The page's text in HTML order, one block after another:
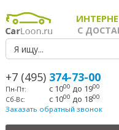
С
+7 (495) 374-73-00
Пн-Пт: с 1000 до 1900
Сб-Вс: с 1000 до 1800
Заказать обратный звонок